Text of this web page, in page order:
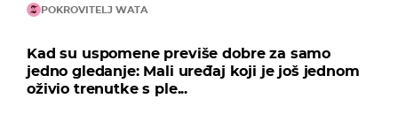
POKROVITELJ WATA
Kad su uspomene previše dobre za samo
jedno gledanje: Mali uređaj koji je još jednom
oživio trenutke s ple...